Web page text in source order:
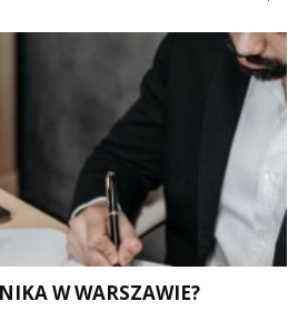
W WARSZAWIE?